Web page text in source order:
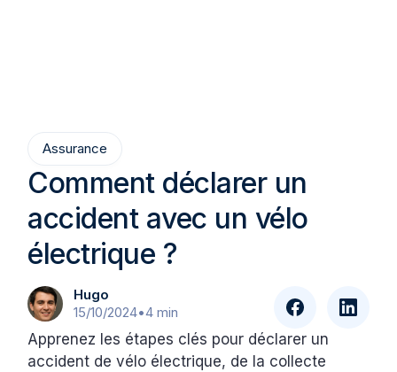
Assurance
Comment déclarer un
accident avec un vélo
électrique ?
Hugo
15/10/2024•4 min
Apprenez les étapes clés pour déclarer un
accident de vélo électrique, de la collecte